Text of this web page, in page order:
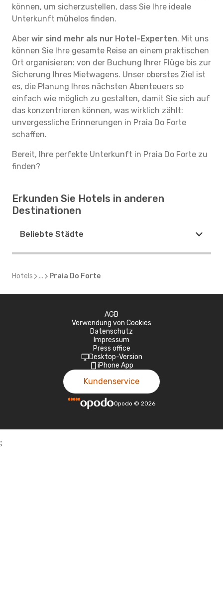
können, um sicherzustellen, dass Sie Ihre ideale
Unterkunft mühelos finden.
Aber wir sind mehr als nur Hotel-Experten. Mit uns
können Sie Ihre gesamte Reise an einem praktischen
Ort organisieren: von der Buchung Ihrer Flüge bis zur
Sicherung Ihres Mietwagens. Unser oberstes Ziel ist
es, die Planung Ihres nächsten Abenteuers so
einfach wie möglich zu gestalten, damit Sie sich auf
das konzentrieren können, was wirklich zählt:
unvergessliche Erinnerungen in Praia Do Forte
schaffen.
Bereit, Ihre perfekte Unterkunft in Praia Do Forte zu
finden?
Erkunden Sie Hotels in anderen
Destinationen
Beliebte Städte
Hotels ... Praia Do Forte
AGB
Verwendung von Cookies
Datenschutz
Impressum
Press office
Desktop-Version
iPhone App
Kundenservice
Opodo © 2026
;